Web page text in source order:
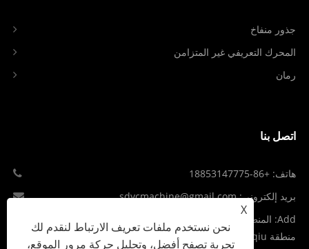
جذور منفاخ
المحرك التعريفي غير المتزامن
رمان
اتصل بنا
هاتف: +86-18853147775
بريد إلكتروني: sdycmachine@gmail.com
منطقة Zhangqiu، مدينة Jinan، مقاطعة Shandong، الصين
X
نحن نستخدم ملفات تعريف الارتباط لنقدم لك
تجربة تصفح أفضل، وتحليل حركة مرور الموقع،